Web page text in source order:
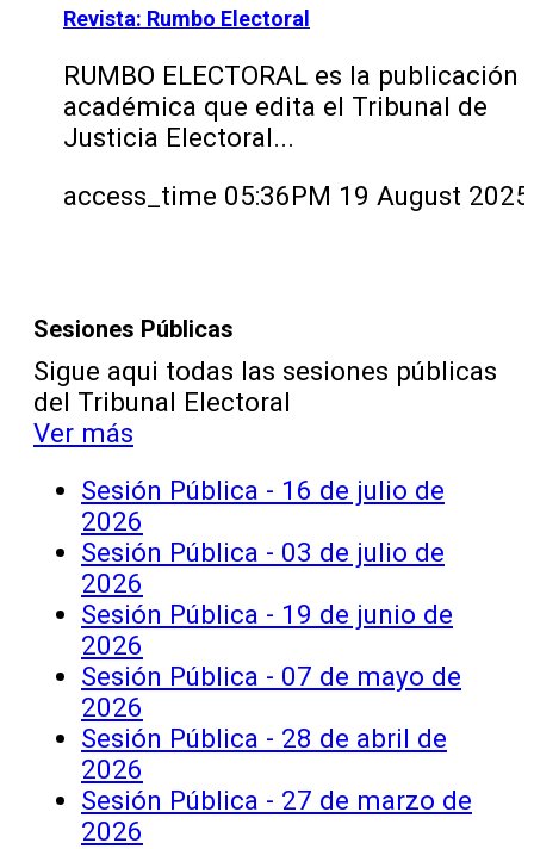
Revista: Rumbo Electoral
RUMBO ELECTORAL es la publicación
académica que edita el Tribunal de
Justicia Electoral...
access_time 05:36PM 19 August 2025
Sesiones Públicas
Sigue aqui todas las sesiones públicas
del Tribunal Electoral
Ver más
Sesión Pública - 16 de julio de
2026
Sesión Pública - 03 de julio de
2026
Sesión Pública - 19 de junio de
2026
Sesión Pública - 07 de mayo de
2026
Sesión Pública - 28 de abril de
2026
Sesión Pública - 27 de marzo de
2026